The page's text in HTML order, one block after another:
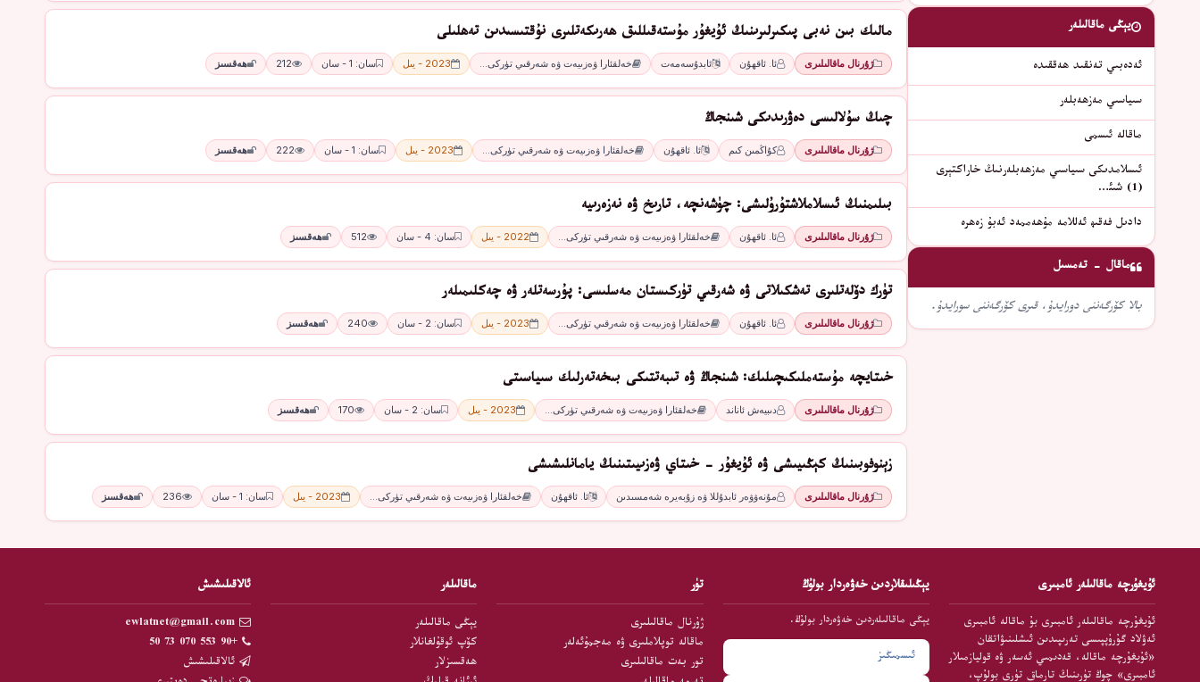
مالىك بىن نەبى پىكىرلىرىنىڭ ئۇيغۇر مۇستەقىللىق ھەرىكەتلىرى نۇقتىسىدىن تەھلىلى
ژۇرنال ماقالىلىرى ئا. ئاقھۇن ئابدۇسەمەت خەلقئارا ۋەزىيەت ۋە شەرقىي تۈركى… 2023 - يىل سان: 1 - سان 212 ھەقسىز
چىڭ سۇلالىسى دەۋرىدىكى شىنجاڭ
ژۇرنال ماقالىلىرى كۇاڭمىن كىم ئا. ئاقھۇن خەلقئارا ۋەزىيەت ۋە شەرقىي تۈركى… 2023 - يىل سان: 1 - سان 222 ھەقسىز
بىلىمنىڭ ئىسلاملاشتۇرۇلىشى: چۈشەنچە، تارىخ ۋە نەزەرىيە
ژۇرنال ماقالىلىرى ئا. ئاقھۇن خەلقئارا ۋەزىيەت ۋە شەرقىي تۈركى… 2022 - يىل سان: 4 - سان 512 ھەقسىز
تۈرك دۆلەتلىرى تەشكىلاتى ۋە شەرقىي تۈركىستان مەسلىسى: پۇرسەتلەر ۋە چەكلىمىلەر
ژۇرنال ماقالىلىرى ئا. ئاقھۇن خەلقئارا ۋەزىيەت ۋە شەرقىي تۈركى… 2023 - يىل سان: 2 - سان 240 ھەقسىز
خىتايچە مۇستەملىكىچىلىك: شىنجاڭ ۋە تىبەتتىكى بىخەتەرلىك سىياسىتى
ژۇرنال ماقالىلىرى دىبيەش ئاناند خەلقئارا ۋەزىيەت ۋە شەرقىي تۈركى… 2023 - يىل سان: 2 - سان 170 ھەقسىز
زېنوفوبىنىڭ كېڭىيىشى ۋە ئۇيغۇر - خىتاي ۋەزىيىتىنىڭ يامانلىشىشى
ژۇرنال ماقالىلىرى مۇنەۋۋەر ئابدۇللا ۋە زۇبەيرە شەمسىدىن ئا. ئاقھۇن خەلقئارا ۋەزىيەت ۋە شەرقىي تۈركى… 2023 - يىل سان: 1 - سان 236 ھەقسىز
يېڭى ماقالىلەر
ئەدەبىي تەنقىد ھەققىدە
سىياسىي مەزھەبلەر
ماقالە ئىسمى
ئىسلامدىكى سىياسىي مەزھەبلەرنىڭ خاراكتېرى
(1) شىئ…
دادىل فەقىھ ئەللامە مۇھەممەد ئەبۇ زەھرە
ماقال - تەمسىل
بالا كۆرگەننى دورايدۇ، قىرى كۆرگەننى سورايدۇ.
ئۇيغۇرچە ماقالىلەر ئامبىرى
ئۇيغۇرچە ماقالىلەر ئامبىرى بۇ ماقالە ئامبىرى
ئەۋلاد گۇرۇپپىسى تەرىپىدىن ئىشلىنىۋاتقان
«ئۇيغۇرچە ماقالە، قەدىمىي ئەسەر ۋە قوليازمىلار
ئامبىرى» چوڭ تۈرىنىڭ تارماق تۈرى بولۇپ،
يېڭىلىقلاردىن خەۋەردار بولۇڭ
يېڭى ماقالىلەردىن خەۋەردار بولۇڭ.
تۈر
ژۇرنال ماقالىلىرى
ماقالە توپلاملىرى ۋە مەجمۇئەلەر
تور بەت ماقالىلىرى
ماقالىلەر
يېڭى ماقالىلەر
كۆپ ئوقۇلغانلار
ھەقسىزلار
ئالاقىلىشىش
ewlatnet@gmail.com
+90 553 070 73 50
ئالاقىلىشىش